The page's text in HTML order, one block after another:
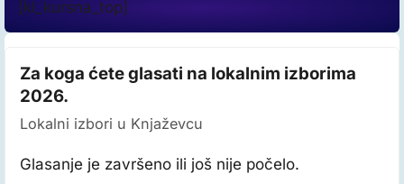
[kl_kursna_top]
Za koga ćete glasati na lokalnim izborima
2026.
Lokalni izbori u Knjaževcu
Glasanje je završeno ili još nije počelo.